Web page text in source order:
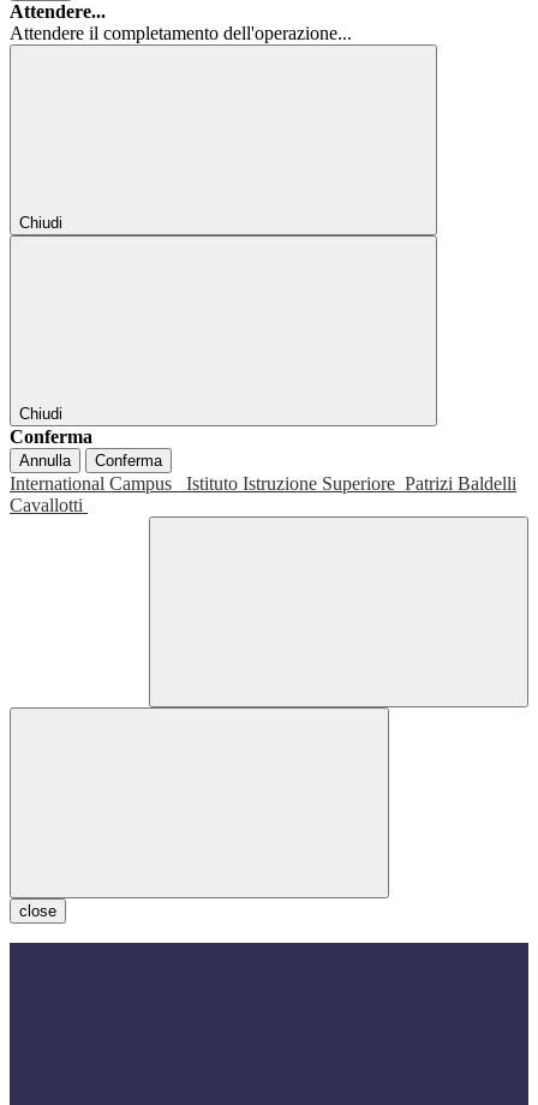
Attendere...
Attendere il completamento dell'operazione...
Chiudi
Chiudi
Conferma
Annulla Conferma
International Campus Istituto Istruzione Superiore Patrizi Baldelli
Cavallotti
close